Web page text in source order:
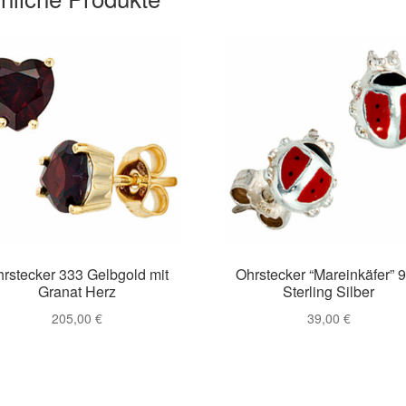
333 Gelbgold mit
Granat Herz
205,00€
Ohrstecker “Mareinkäfer”
Sterling Silber
39,00 €